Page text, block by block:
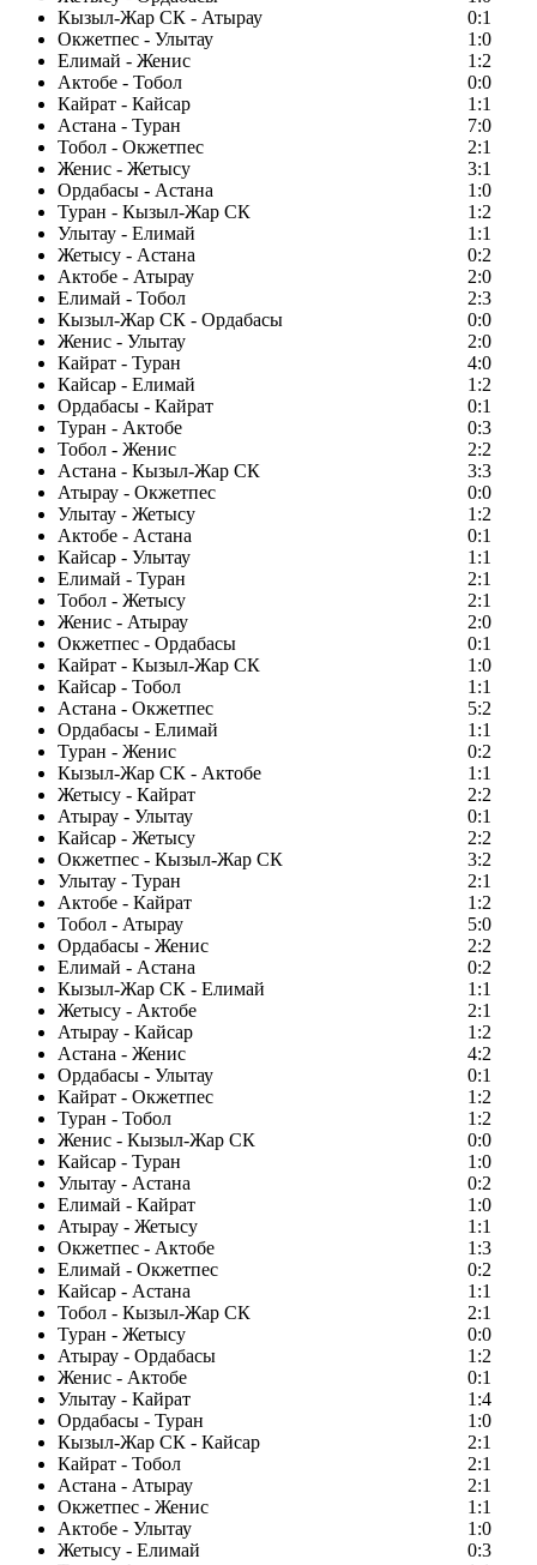
Кызыл-Жар СК - Атырау
0:1
Окжетпес - Улытау
1:0
Елимай - Женис
1:2
Актобе - Тобол
0:0
Кайрат - Кайсар
1:1
Астана - Туран
7:0
Тобол - Окжетпес
2:1
Женис - Жетысу
3:1
Ордабасы - Астана
1:0
Туран - Кызыл-Жар СК
1:2
Улытау - Елимай
1:1
Жетысу - Астана
0:2
Актобе - Атырау
2:0
Елимай - Тобол
2:3
Кызыл-Жар СК - Ордабасы
0:0
Женис - Улытау
2:0
Кайрат - Туран
4:0
Кайсар - Елимай
1:2
Ордабасы - Кайрат
0:1
Туран - Актобе
0:3
Тобол - Женис
2:2
Астана - Кызыл-Жар СК
3:3
Атырау - Окжетпес
0:0
Улытау - Жетысу
1:2
Актобе - Астана
0:1
Кайсар - Улытау
1:1
Елимай - Туран
2:1
Тобол - Жетысу
2:1
Женис - Атырау
2:0
Окжетпес - Ордабасы
0:1
Кайрат - Кызыл-Жар СК
1:0
Кайсар - Тобол
1:1
Астана - Окжетпес
5:2
Ордабасы - Елимай
1:1
Туран - Женис
0:2
Кызыл-Жар СК - Актобе
1:1
Жетысу - Кайрат
2:2
Атырау - Улытау
0:1
Кайсар - Жетысу
2:2
Окжетпес - Кызыл-Жар СК
3:2
Улытау - Туран
2:1
Актобе - Кайрат
1:2
Тобол - Атырау
5:0
Ордабасы - Женис
2:2
Елимай - Астана
0:2
Кызыл-Жар СК - Елимай
1:1
Жетысу - Актобе
2:1
Атырау - Кайсар
1:2
Астана - Женис
4:2
Ордабасы - Улытау
0:1
Кайрат - Окжетпес
1:2
Туран - Тобол
1:2
Женис - Кызыл-Жар СК
0:0
Кайсар - Туран
1:0
Улытау - Астана
0:2
Елимай - Кайрат
1:0
Атырау - Жетысу
1:1
Окжетпес - Актобе
1:3
Елимай - Окжетпес
0:2
Кайсар - Астана
1:1
Тобол - Кызыл-Жар СК
2:1
Туран - Жетысу
0:0
Атырау - Ордабасы
1:2
Женис - Актобе
0:1
Улытау - Кайрат
1:4
Ордабасы - Туран
1:0
Кызыл-Жар СК - Кайсар
2:1
Кайрат - Тобол
2:1
Астана - Атырау
2:1
Окжетпес - Женис
1:1
Актобе - Улытау
1:0
Жетысу - Елимай
0:3